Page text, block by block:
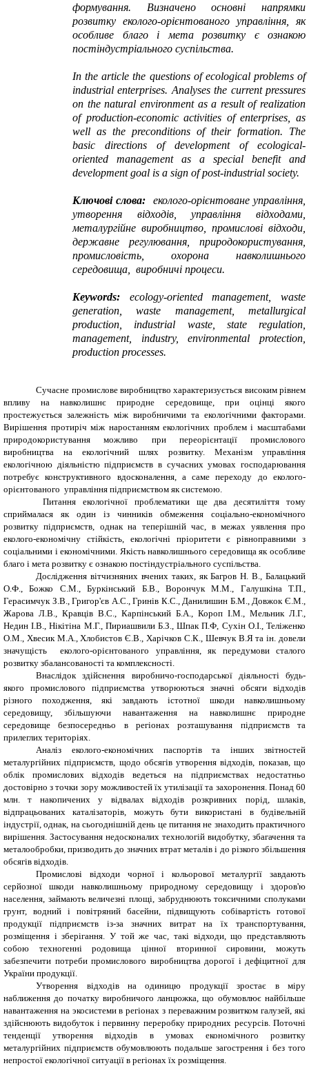
формування. Визначено основні напрямки
розвитку еколого-орієнтованого управління, як
особливе благо і мета розвитку є ознакою
постіндустріального суспільства.
In the article the questions of ecological problems of
industrial enterprises. Analyses the current pressures
on the natural environment as a result of realization
of production-economic activities of enterprises, as
well as the preconditions of their formation. The
basic directions of development of ecological-
oriented management as a special benefit and
development goal is a sign of post-industrial society.
Ключові слова: еколого-орієнтоване управління,
утворення відходів, управління відходами,
металургійне виробництво, промислові відходи,
державне регулювання, природокористування,
промисловість, охорона навколишнього
середовища, виробничі процеси.
Keywords: ecology-oriented management, waste
generation, waste management, metallurgical
production, industrial waste, state regulation,
management, industry, environmental protection,
production processes.
Сучасне промислове виробництво характеризується високим рівнем
впливу на навколишнє природне середовище, при оцінці якого
простежується залежність між виробничими та екологічними факторами.
Вирішення протиріч між наростанням екологічних проблем і масштабами
природокористування можливо при переорієнтації промислового
виробництва на екологічний шлях розвитку. Механізм управління
екологічною діяльністю підприємств в сучасних умовах господарювання
потребує конструктивного вдосконалення, а саме переходу до еколого-
орієнтованого управління підприємством як системою.
Питання екологічної проблематики ще два десятиліття тому
сприймалася як один із чинників обмеження соціально-економічного
розвитку підприємств, однак на теперішній час, в межах уявлення про
еколого-економічну стійкість, екологічні пріоритети є рівноправними з
соціальними і економічними. Якість навколишнього середовища як особливе
благо і мета розвитку є ознакою постіндустріального суспільства.
Дослідження вітчизняних вчених таких, як Багров Н. В., Балацький
О.Ф., Божко С.М., Буркінський Б.В., Ворончук М.М., Галушкіна Т.П.,
Герасимчук З.В., Григор'єв А.С., Гринів К.С., Данилишин Б.М., Довжок Є.М.,
Жарова Л.В., Кравців В.С., Карпінський Б.А., Короп І.М., Мельник Л.Г.,
Недин І.В., Нікітіна М.Г., Пириашвили Б.З., Шпак П.Ф, Сухін О.І., Теліженко
О.М., Хвесик М.А., Хлобистов Є.В., Харічков С.К., Шевчук В.Я та ін. довели
значущість еколого-орієнтованого управління, як передумови сталого
розвитку збалансованості та комплексності.
Внаслідок здійснення виробничо-господарської діяльності будь-
якого промислового підприємства утворюються значні обсяги відходів
різного походження, які завдають істотної шкоди навколишньому
середовищу, збільшуючи навантаження на навколишнє природне
середовище безпосередньо в регіонах розташування підприємств та
прилеглих територіях.
Аналіз еколого-економічних паспортів та інших звітностей
металургійних підприємств, щодо обсягів утворення відходів, показав, що
облік промислових відходів ведеться на підприємствах недостатньо
достовірно з точки зору можливостей їх утилізації та захоронення. Понад 60
млн. т накопичених у відвалах відходів розкривних порід, шлаків,
відпрацьованих каталізаторів, можуть бути використані в будівельній
індустрії, однак, на сьогоднішній день це питання не знаходить практичного
вирішення. Застосування недосконалих технологій видобутку, збагачення та
металообробки, призводить до значних втрат металів і до різкого збільшення
обсягів відходів.
Промислові відходи чорної і кольорової металургії завдають
серйозної шкоди навколишньому природному середовищу і здоров'ю
населення, займають величезні площі, забруднюють токсичними сполуками
грунт, водний і повітряний басейни, підвищують собівартість готової
продукції підприємств із-за значних витрат на їх транспортування,
розміщення і зберігання. У той же час, такі відходи, що представляють
собою техногенні родовища цінної вторинної сировини, можуть
забезпечити потреби промислового виробництва дорогої і дефіцитної для
України продукції.
Утворення відходів на одиницю продукції зростає в міру
наближення до початку виробничого ланцюжка, що обумовлює найбільше
навантаження на экосистеми в регіонах з переважним розвитком галузей, які
здійснюють видобуток і первинну переробку природних ресурсів. Поточні
тенденції утворення відходів в умовах економічного розвитку
металургійних підприємств обумовлюють подальше загострення і без того
непростої екологічної ситуації в регіонах їх розміщення.